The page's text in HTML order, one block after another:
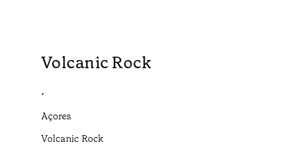
Volcanic Rock
•
Açores
Volcanic Rock